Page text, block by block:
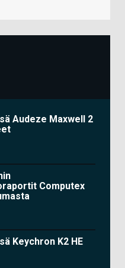
Audeze Maxwell 2
Computex
Keychron K2 HE